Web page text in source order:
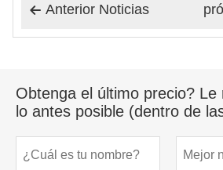
 Anterior Noticias
Obtenga el último precio? Le
lo antes posible (dentro de